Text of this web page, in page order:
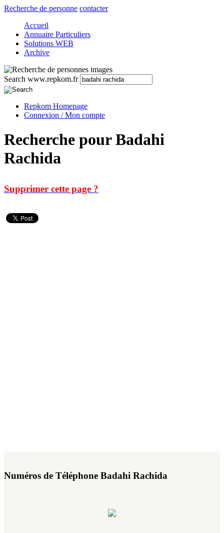
Recherche de personne contacter
Accueil
Annuaire Particuliers
Solutions WEB
Archive
Search www.repkom.fr
Repkom Homepage
Connexion / Mon compte
Recherche pour Badahi
Rachida
Supprimer cette page ?
Numéros de Téléphone Badahi Rachida